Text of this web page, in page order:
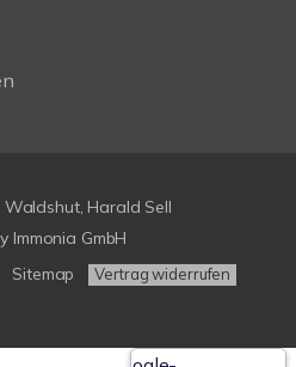
Waldshut, Harald Sell
Immonia GmbH
Sitemap Vertrag widerrufen